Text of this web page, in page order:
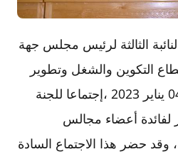
الثالثة لرئيس مجلس جهة
التكوين والشغل وتطوير
الكفاءات أمس الأربعاء 04 يناير 2023 ،إجتماعا للجنة
لفائدة أعضاء مجالس
وقد حضر هذا الاجتماع السادة